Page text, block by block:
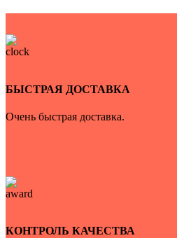
БЫСТРАЯ ДОСТАВКА
Очень быстрая доставка.
КОНТРОЛЬ КАЧЕСТВА